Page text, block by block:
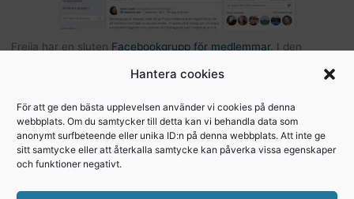
Hantera cookies
För att ge den bästa upplevelsen använder vi cookies på denna
webbplats. Om du samtycker till detta kan vi behandla data som
anonymt surfbeteende eller unika ID:n på denna webbplats. Att inte ge
sitt samtycke eller att återkalla samtycke kan påverka vissa egenskaper
och funktioner negativt.
Freija har en sluten Facebookgrupp för medlemmar. I den
gruppen kan du som är medlem kommunicera med andra Freijor,
filer från Freijaträffar. Om du är Freija och finns på Facebook –
begär att få bli medlem.
Copyright © 2026, Freija - Roslagens